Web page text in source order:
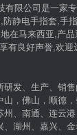
有限公司是一家
静电手指套,手
在马来西亚,产
有良好声誉,欢迎
发、生产、销
，佛山，顺德
、南通、连云
湖州、嘉兴、